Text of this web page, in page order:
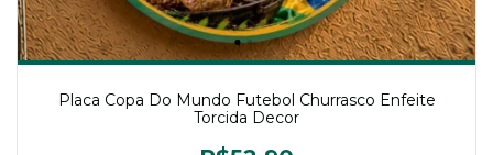
Placa Copa Do Mundo Futebol Churrasco Enfeite
Torcida Decor